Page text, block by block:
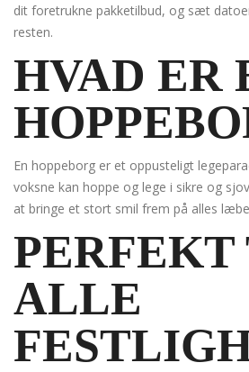
dit foretrukne pakketilbud, og sæt
resten.
HVAD ER
En hoppeborg er et oppusteligt
voksne kan hoppe og lege i sikre og
at bringe et stort smil frem på alles
ALLE